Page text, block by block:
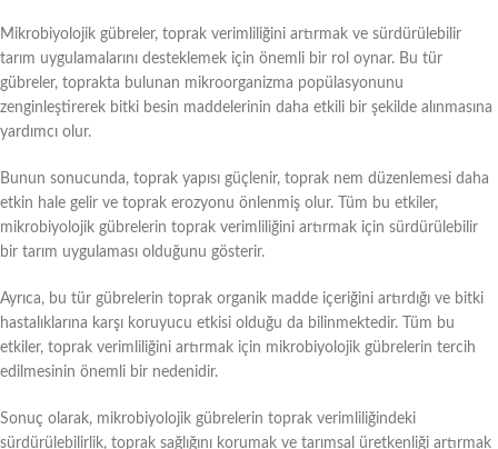
Mikrobiyolojik gübreler, toprak verimliliğini artırmak ve sürdürülebilir
tarım uygulamalarını desteklemek için önemli bir rol oynar. Bu tür
gübreler, toprakta bulunan mikroorganizma popülasyonunu
zenginleştirerek bitki besin maddelerinin daha etkili bir şekilde alınmasına
yardımcı olur.
Bunun sonucunda, toprak yapısı güçlenir, toprak nem düzenlemesi daha
etkin hale gelir ve toprak erozyonu önlenmiş olur. Tüm bu etkiler,
mikrobiyolojik gübrelerin toprak verimliliğini artırmak için sürdürülebilir
bir tarım uygulaması olduğunu gösterir.
Ayrıca, bu tür gübrelerin toprak organik madde içeriğini artırdığı ve bitki
hastalıklarına karşı koruyucu etkisi olduğu da bilinmektedir. Tüm bu
etkiler, toprak verimliliğini artırmak için mikrobiyolojik gübrelerin tercih
edilmesinin önemli bir nedenidir.
Sonuç olarak, mikrobiyolojik gübrelerin toprak verimliliğindeki
sürdürülebilirlik, toprak sağlığını korumak ve tarımsal üretkenliği artırmak